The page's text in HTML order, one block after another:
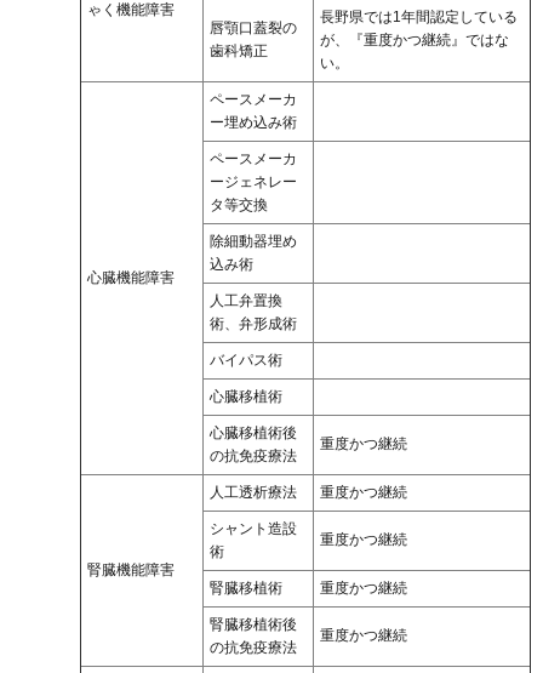
ゃく機能障害
唇顎口蓋裂の
歯科矯正
長野県では1年間認定している
が、『重度かつ継続』ではな
い。
心臓機能障害
ペースメーカ
ー埋め込み術
ペースメーカ
ージェネレー
タ等交換
除細動器埋め
込み術
人工弁置換
術、弁形成術
バイパス術
心臓移植術
心臓移植術後
の抗免疫療法
重度かつ継続
腎臓機能障害
人工透析療法 重度かつ継続
シャント造設
術
重度かつ継続
腎臓移植術 重度かつ継続
腎臓移植術後
の抗免疫療法
重度かつ継続